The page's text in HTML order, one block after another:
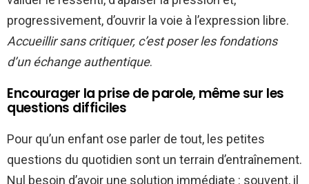
progressivement, d’ouvrir la voie à l’expression libre.
Accueillir sans critiquer, c’est poser les fondations
d’un échange authentique.
Encourager la prise de parole, même sur les
questions difficiles
Pour qu’un enfant ose parler de tout, les petites
questions du quotidien sont un terrain d’entraînement.
Nul besoin d’avoir une solution immédiate : souvent, il